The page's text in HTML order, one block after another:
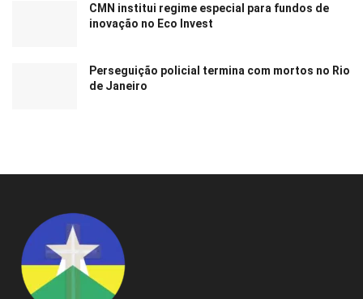
CMN institui regime especial para fundos de
inovação no Eco Invest
Perseguição policial termina com mortos no Rio
de Janeiro